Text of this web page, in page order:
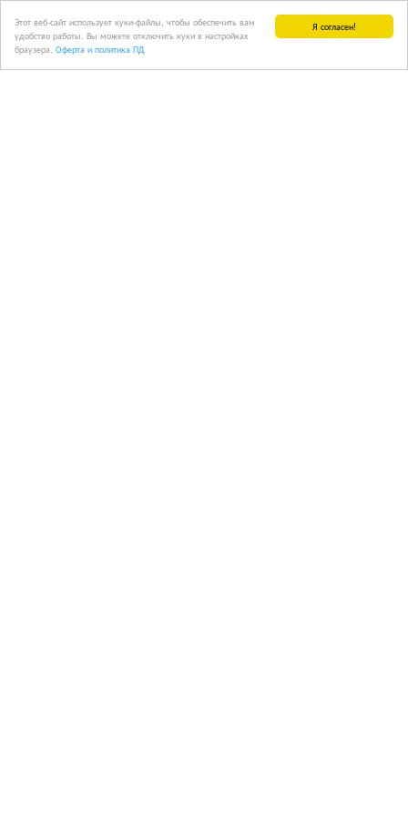
Я согласен!
Этот веб-сайт использует куки-файлы, чтобы обеспечить вам
удобство работы. Вы можете отключить куки в настройках
браузера. Оферта и политика ПД